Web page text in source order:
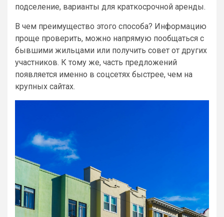
подселение, варианты для краткосрочной аренды.
В чем преимущество этого способа? Информацию
проще проверить, можно напрямую пообщаться с
бывшими жильцами или получить совет от других
участников. К тому же, часть предложений
появляется именно в соцсетях быстрее, чем на
крупных сайтах.